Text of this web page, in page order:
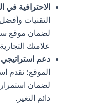
الاحترافية في
التقنيات
لضمان موقع
علامتك التجارية.
دعم استراتيجي
الموقع؛ نقدم
لضمان
دائم التغير.